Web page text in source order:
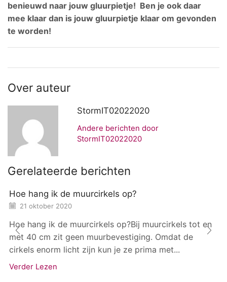
benieuwd naar jouw gluurpietje! Ben je ook daar
mee klaar dan is jouw gluurpietje klaar om gevonden
te worden!
Over auteur
StormIT02022020
Andere berichten door
StormIT02022020
Gerelateerde berichten
Hoe hang ik de muurcirkels op?
21 oktober 2020
Hoe hang ik de muurcirkels op?Bij muurcirkels tot en
met 40 cm zit geen muurbevestiging. Omdat de
cirkels enorm licht zijn kun je ze prima met...
Verder Lezen